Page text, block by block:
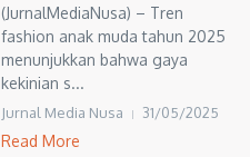
(JurnalMediaNusa) – Tren
fashion anak muda tahun 2025
menunjukkan bahwa gaya
kekinian s...
Jurnal Media Nusa 31/05/2025
Read More